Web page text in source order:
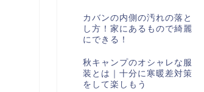
カバンの内側の汚れの落と
し方！家にあるもので綺麗
にできる！
秋キャンプのオシャレな服
装とは｜十分に寒暖差対策
をして楽しもう